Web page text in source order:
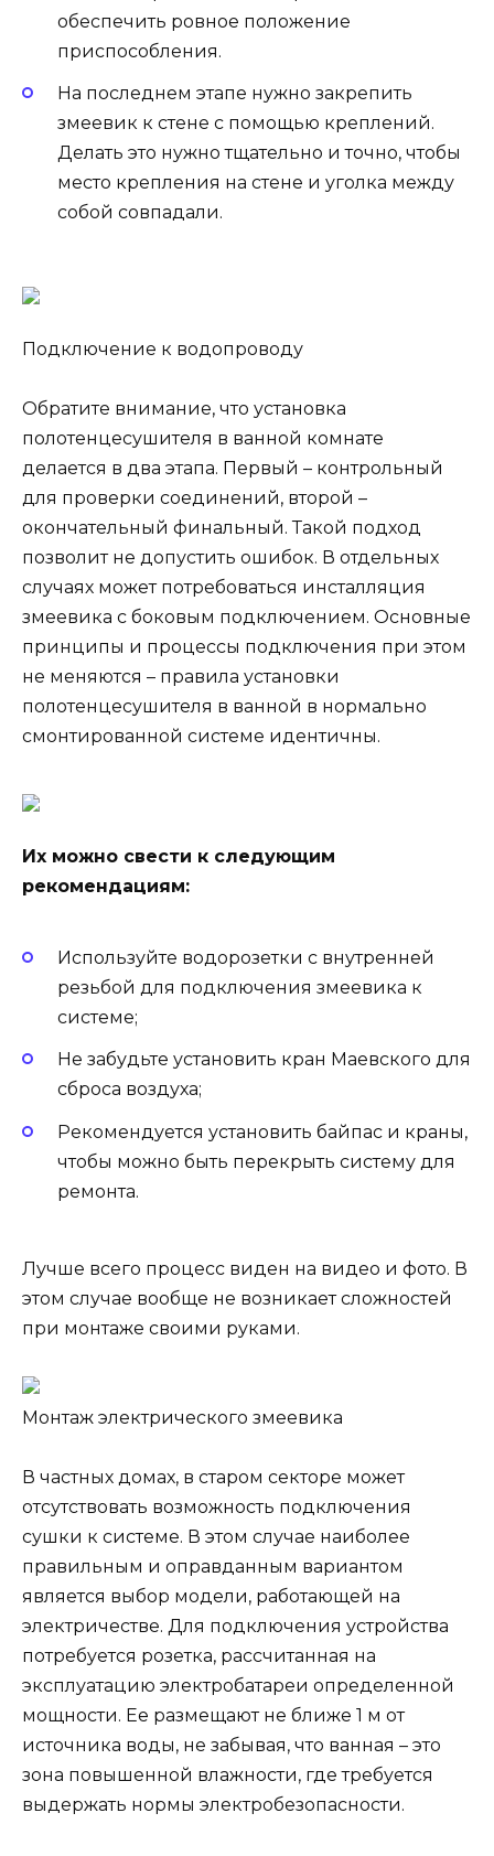
обеспечить ровное положение
приспособления.
На последнем этапе нужно закрепить
змеевик к стене с помощью креплений.
Делать это нужно тщательно и точно, чтобы
место крепления на стене и уголка между
собой совпадали.
Подключение к водопроводу
Обратите внимание, что установка
полотенцесушителя в ванной комнате
делается в два этапа. Первый – контрольный
для проверки соединений, второй –
окончательный финальный. Такой подход
позволит не допустить ошибок. В отдельных
случаях может потребоваться инсталляция
змеевика с боковым подключением. Основные
принципы и процессы подключения при этом
не меняются – правила установки
полотенцесушителя в ванной в нормально
смонтированной системе идентичны.
Их можно свести к следующим
рекомендациям:
Используйте водорозетки с внутренней
резьбой для подключения змеевика к
системе;
Не забудьте установить кран Маевского для
сброса воздуха;
Рекомендуется установить байпас и краны,
чтобы можно быть перекрыть систему для
ремонта.
Лучше всего процесс виден на видео и фото. В
этом случае вообще не возникает сложностей
при монтаже своими руками.
Монтаж электрического змеевика
В частных домах, в старом секторе может
отсутствовать возможность подключения
сушки к системе. В этом случае наиболее
правильным и оправданным вариантом
является выбор модели, работающей на
электричестве. Для подключения устройства
потребуется розетка, рассчитанная на
эксплуатацию электробатареи определенной
мощности. Ее размещают не ближе 1 м от
источника воды, не забывая, что ванная – это
зона повышенной влажности, где требуется
выдержать нормы электробезопасности.